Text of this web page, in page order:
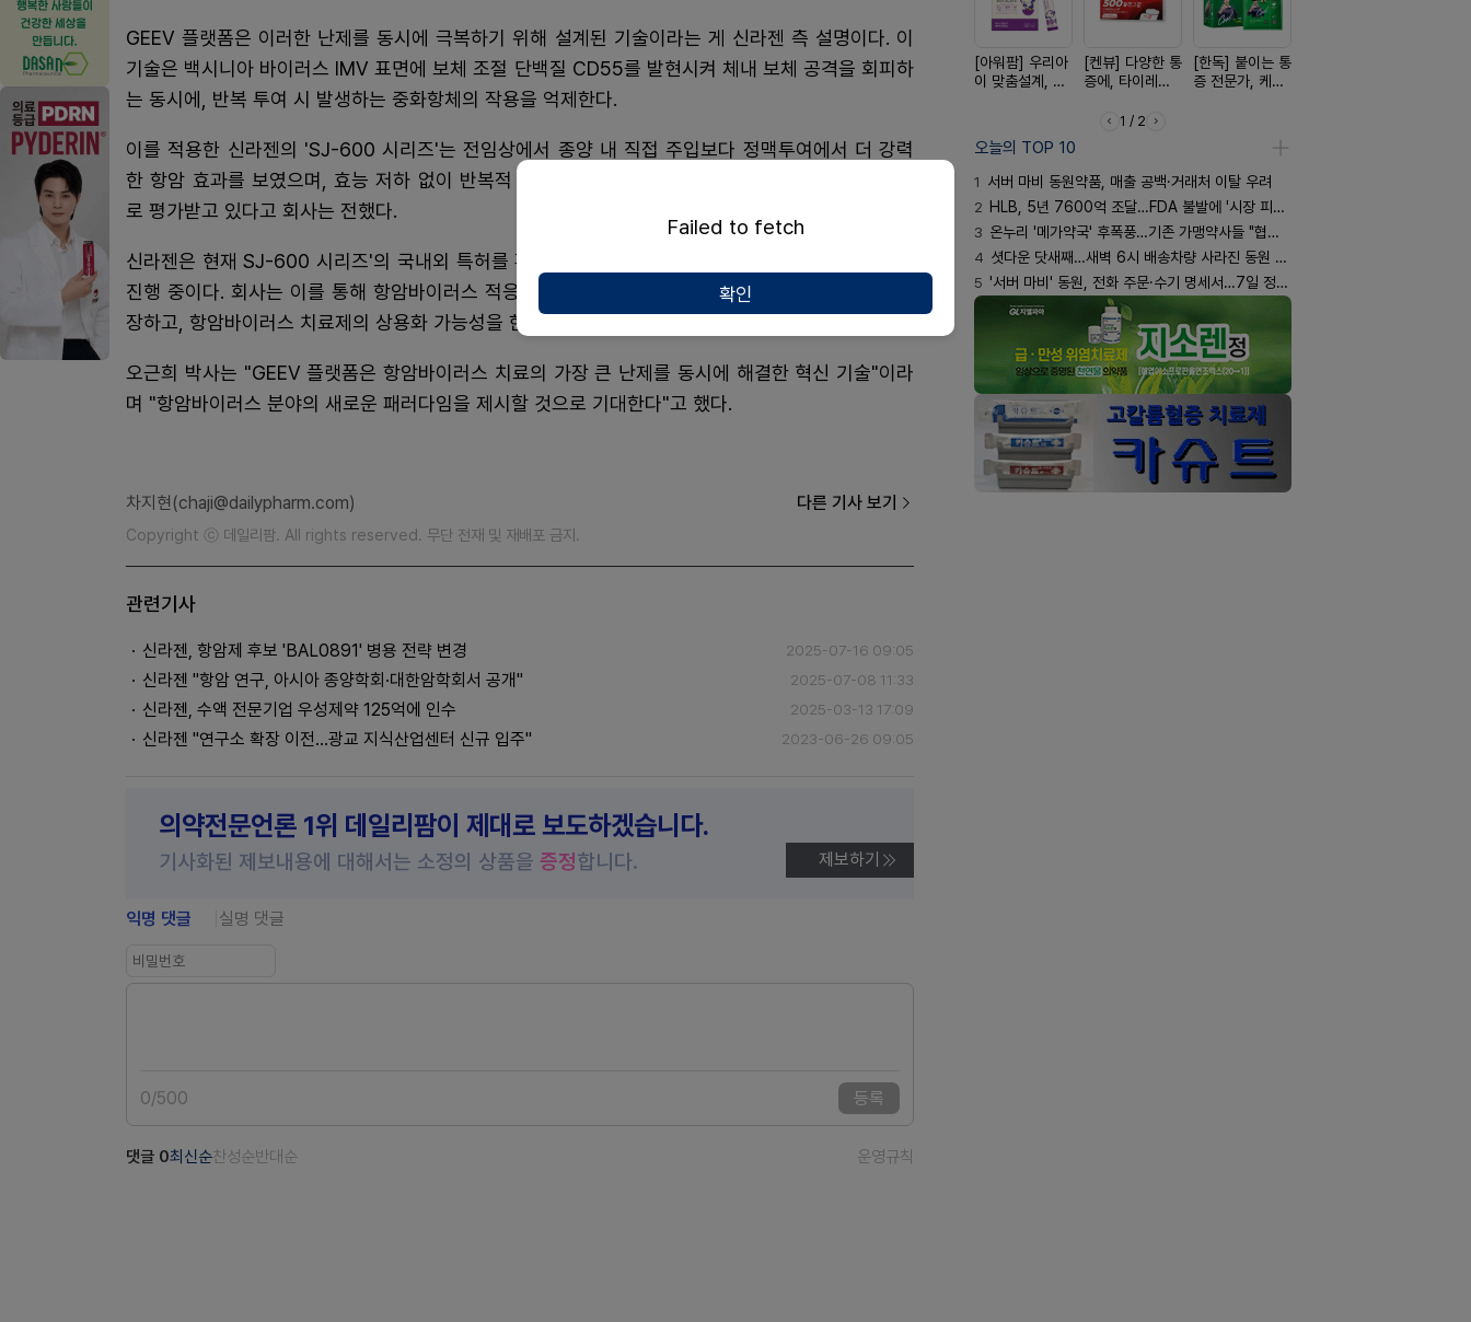
GEEV 플랫폼은 이러한 난제를 동시에 극복하기 위해 설계된 기술이라는 게 신라젠 측 설명이다. 이
기술은 백시니아 바이러스 IMV 표면에 보체 조절 단백질 CD55를 발현시켜 체내 보체 공격을 회피하
는 동시에, 반복 투여 시 발생하는 중화항체의 작용을 억제한다.
이를 적용한 신라젠의 'SJ-600 시리즈'는 전임상에서 종양 내 직접 주입보다 정맥투여에서 더 강력
한 항암 효과를 보였으며, 효능 저하 없이 반복적 정맥투여가 가능한 최초의 항암바이러스 플랫폼으
로 평가받고 있다고 회사는 전했다.
신라젠은 현재 SJ-600 시리즈'의 국내외 특허를 확보하고, 바이러스 대량생산 제조 공정(CDMO)을
진행 중이다. 회사는 이를 통해 항암바이러스 적응증을 기존 국소 종양에서 전이암·심부 종양까지 확
장하고, 항암바이러스 치료제의 상용화 가능성을 한층 끌어올린다는 전략이다.
오근희 박사는 "GEEV 플랫폼은 항암바이러스 치료의 가장 큰 난제를 동시에 해결한 혁신 기술"이라
며 "항암바이러스 분야의 새로운 패러다임을 제시할 것으로 기대한다"고 했다.
차지현(chaji@dailypharm.com) 다른 기사 보기
Copyright ⓒ 데일리팜. All rights reserved. 무단 전재 및 재배포 금지.
관련기사
신라젠, 항암제 후보 'BAL0891' 병용 전략 변경 2025-07-16 09:05
신라젠 "항암 연구, 아시아 종양학회·대한암학회서 공개" 2025-07-08 11:33
신라젠, 수액 전문기업 우성제약 125억에 인수 2025-03-13 17:09
신라젠 "연구소 확장 이전…광교 지식산업센터 신규 입주" 2023-06-26 09:05
의약전문언론 1위 데일리팜이 제대로 보도하겠습니다.
기사화된 제보내용에 대해서는 소정의 상품을 증정합니다. 제보하기
익명 댓글 실명 댓글
0/500 등록
댓글 0최신순찬성순반대순 운영규칙
[아워팜] 우리아
이 맞춤설계, 바
[켄뷰] 다양한 통
증에, 타이레놀
[한독] 붙이는 통
증 전문가, 케토
1 / 2
오늘의 TOP 10
1 서버 마비 동원약품, 매출 공백·거래처 이탈 우려
2 HLB, 5년 7600억 조달…FDA 불발에 '시장 피로감'
3 온누리 '메가약국' 후폭풍…기존 가맹약사들 "협의체 만들자"
4 셧다운 닷새째…새벽 6시 배송차량 사라진 동원 물류센터
5 '서버 마비' 동원, 전화 주문·수기 명세서…7일 정상화 되나
Failed to fetch
확인